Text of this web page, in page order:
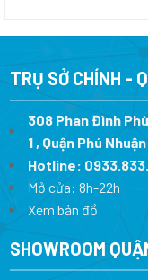
TRỤ SỞ CHÍNH -
308 Phan Đình
1 , Quận Phú
Hotline:
Mở cửa: 8h-22h
Xem bản đồ
SHOWROOM